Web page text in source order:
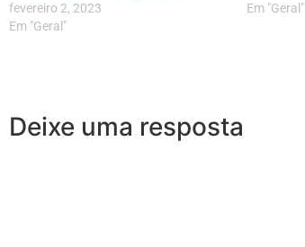
fevereiro 2, 2023
Em "Geral"
Em "Geral"
Deixe uma resposta